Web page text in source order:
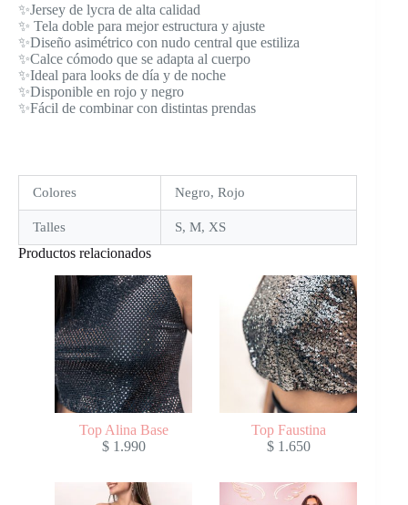
✨Jersey de lycra de alta calidad
✨ Tela doble para mejor estructura y ajuste
✨Diseño asimétrico con nudo central que estiliza
✨Calce cómodo que se adapta al cuerpo
✨Ideal para looks de día y de noche
✨Disponible en rojo y negro
✨Fácil de combinar con distintas prendas
Colores Negro, Rojo
Talles S, M, XS
Productos relacionados
Top Alina Base
$1.990
Top Faustina
$1.650